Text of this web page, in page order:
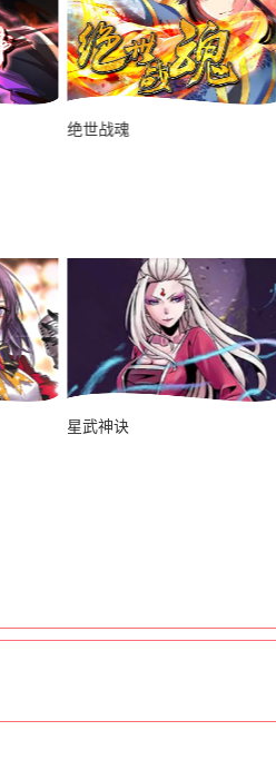
绝世战魂
星武神诀